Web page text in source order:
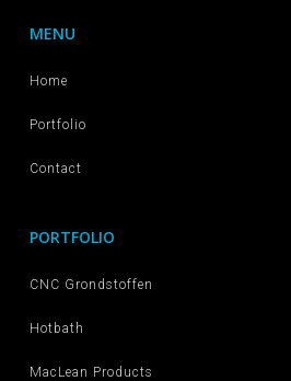
MENU
Home
Portfolio
Contact
PORTFOLIO
CNC Grondstoffen
Hotbath
MacLean Products